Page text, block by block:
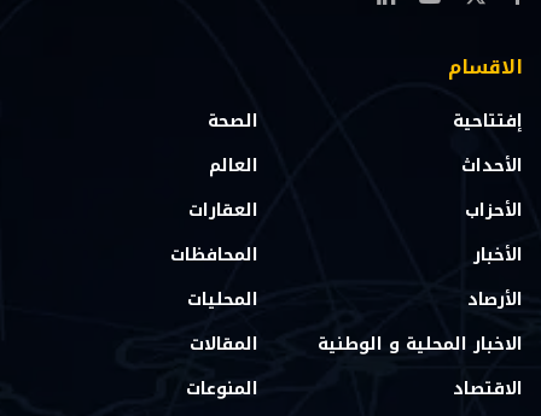
الاقسام
إفتتاحية
الأحداث
الأحزاب
الأخبار
الأرصاد
الاخبار المحلية و الوطنية
الاقتصاد
الصحة
العالم
العقارات
المحافظات
المحليات
المقالات
المنوعات